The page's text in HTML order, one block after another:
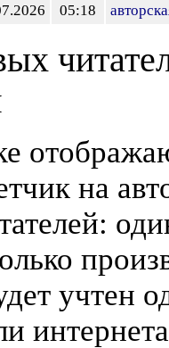
05:18
на
учтен